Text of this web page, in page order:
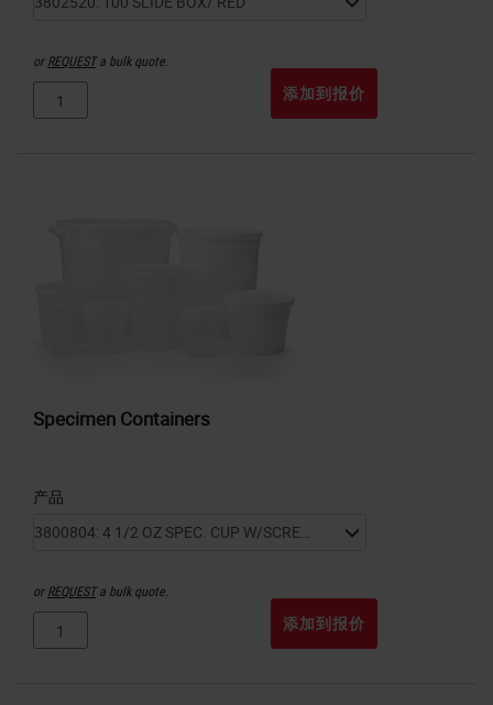
orREQUESTa bulk quote.
添加到报价
Specimen Containers
产品
orREQUESTa bulk quote.
添加到报价